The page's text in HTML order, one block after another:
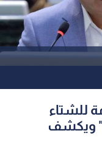
للشتاء
ويكشف